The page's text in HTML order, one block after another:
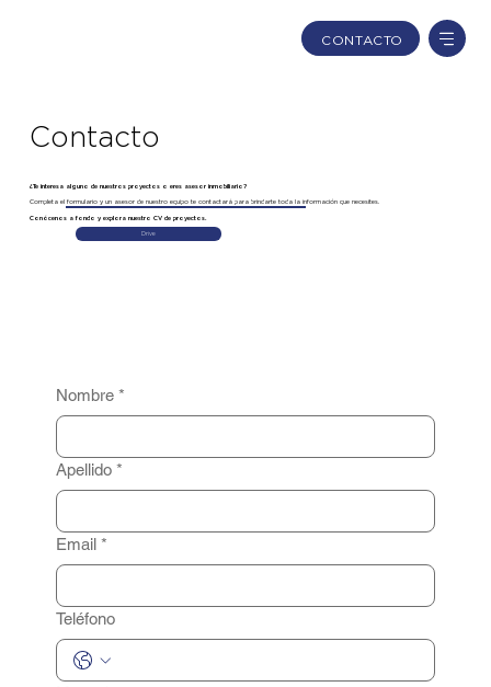
CONTACTO
Contacto
¿Te interesa alguno de nuestros proyectos o eres asesor inmobiliario?
Completa el formulario y un asesor de nuestro equipo te contactará para brindarte toda la información que necesites.
Conócenos a fondo y explora nuestro CV de proyectos.
Drive
Nombre *
Apellido *
Email *
Teléfono